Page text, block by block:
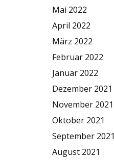
Mai 2022
April 2022
März 2022
Februar 2022
Januar 2022
Dezember 2021
November 2021
Oktober 2021
September 2021
August 2021